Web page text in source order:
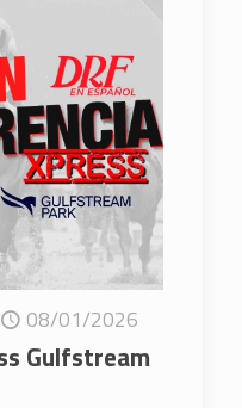
08/01/2026
Gulfstream